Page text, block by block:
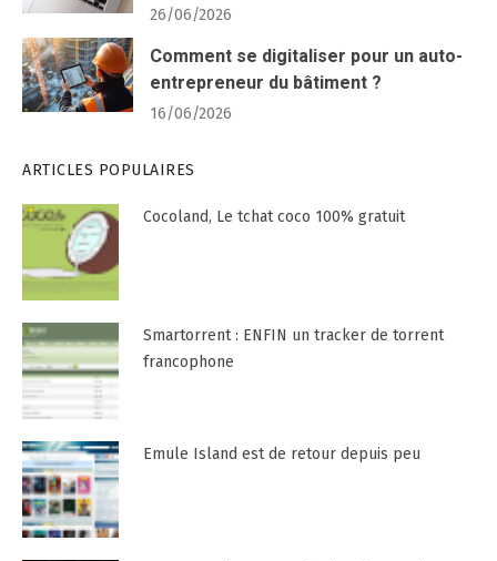
26/06/2026
Comment se digitaliser pour un auto-
entrepreneur du bâtiment ?
16/06/2026
ARTICLES POPULAIRES
Cocoland, Le tchat coco 100% gratuit
Smartorrent : ENFIN un tracker de torrent
francophone
Emule Island est de retour depuis peu